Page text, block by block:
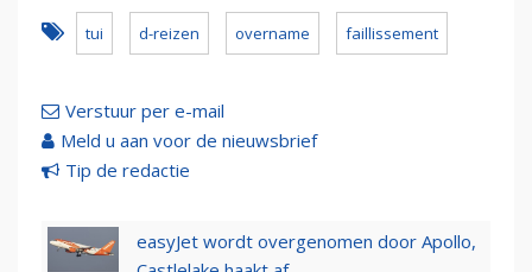
tui d-reizen overname faillissement
Verstuur per e-mail
Meld u aan voor de nieuwsbrief
Tip de redactie
easyJet wordt overgenomen door Apollo,